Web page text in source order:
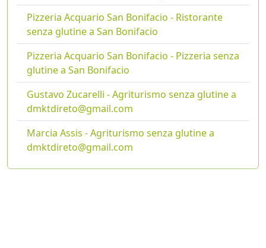
Pizzeria Acquario San Bonifacio - Ristorante
senza glutine a San Bonifacio
Pizzeria Acquario San Bonifacio - Pizzeria senza
glutine a San Bonifacio
Gustavo Zucarelli - Agriturismo senza glutine a
dmktdireto@gmail.com
Marcia Assis - Agriturismo senza glutine a
dmktdireto@gmail.com